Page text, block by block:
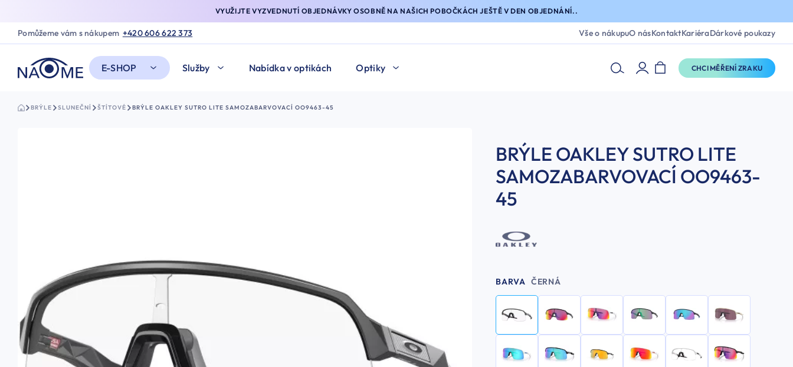
VYUŽIJTE VYZVEDNUTÍ OBJEDNÁVKY OSOBNĚ NA NAŠICH POBOČKÁCH JEŠTĚ V DEN OBJEDNÁNÍ..
Pomůžeme vám s nákupem +420 606 622 373 Vše o nákupuO násKontaktKariéraDárkové poukazy
E-SHOP Služby Nabídka v optikách Optiky CHCI MĚŘENÍ ZRAKU
BRÝLE SLUNEČNÍ ŠTÍTOVÉ BRÝLE OAKLEY SUTRO LITE SAMOZABARVOVACÍ OO9463-45
BRÝLE OAKLEY SUTRO LITE
SAMOZABARVOVACÍ OO9463-
45
BARVA ČERNÁ